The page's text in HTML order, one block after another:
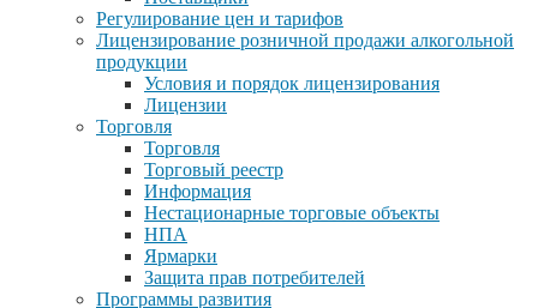
Регулирование цен и тарифов
Лицензирование розничной продажи алкогольной
продукции
Условия и порядок лицензирования
Лицензии
Торговля
Торговля
Торговый реестр
Информация
Нестационарные торговые объекты
НПА
Ярмарки
Защита прав потребителей
Программы развития